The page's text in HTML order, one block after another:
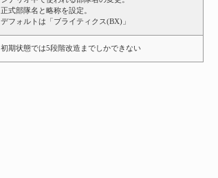
正式部隊名と略称を設定。
デフォルトは「ブライティクス(BX)」
初期状態では5段階改造までしかできない